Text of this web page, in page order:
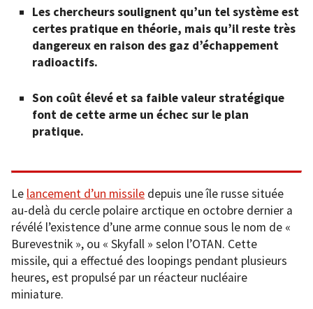
Les chercheurs soulignent qu’un tel système est
certes pratique en théorie, mais qu’il reste très
dangereux en raison des gaz d’échappement
radioactifs.
Son coût élevé et sa faible valeur stratégique
font de cette arme un échec sur le plan
pratique.
Le lancement d’un missile depuis une île russe située
au-delà du cercle polaire arctique en octobre dernier a
révélé l’existence d’une arme connue sous le nom de «
Burevestnik », ou « Skyfall » selon l’OTAN. Cette
missile, qui a effectué des loopings pendant plusieurs
heures, est propulsé par un réacteur nucléaire
miniature.